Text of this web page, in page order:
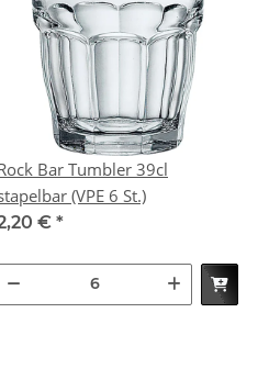
Bar Tumbler 39cl
stapelbar (VPE 6 St.)
€ *